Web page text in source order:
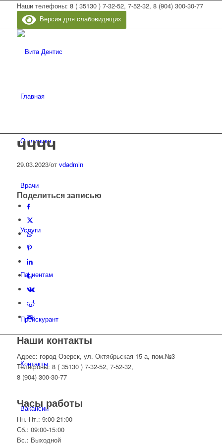
Наши телефоны: 8 ( 35130 ) 7-32-52, 7-52-32, 8 (904) 300-30-77
Версия для слабовидящих
Главная
О клинике
Врачи
Услуги
Пациентам
Прейскурант
Контакты
Вакансии
чччч
29.03.2023/от vdadmin
Поделиться записью
Наши контакты
Адрес: город Озерск, ул. Октябрьская 15 а, пом.№3
Телефоны: 8 ( 35130 ) 7-32-52, 7-52-32,
8 (904) 300-30-77
Часы работы
Пн.-Пт.: 9:00-21:00
Сб.: 09:00-15:00
Вс.: Выходной